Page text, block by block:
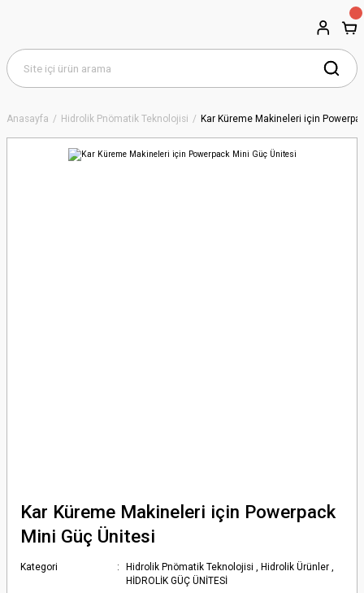
Anasayfa Hidrolik Pnömatik Teknolojisi Kar Küreme Makineleri için
Kar Küreme Makineleri için Powerpack
Mini Güç Ünitesi
Kategori Hidrolik Pnömatik Teknolojisi , Hidrolik Ürünler ,
HİDROLİK GÜÇ ÜNİTESİ